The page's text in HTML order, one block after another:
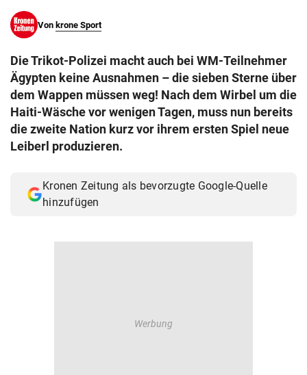
Von krone Sport
Die Trikot-Polizei macht auch bei WM-Teilnehmer
Ägypten keine Ausnahmen – die sieben Sterne über
dem Wappen müssen weg! Nach dem Wirbel um die
Haiti-Wäsche vor wenigen Tagen, muss nun bereits
die zweite Nation kurz vor ihrem ersten Spiel neue
Leiberl produzieren.
Kronen Zeitung als bevorzugte Google-Quelle
hinzufügen